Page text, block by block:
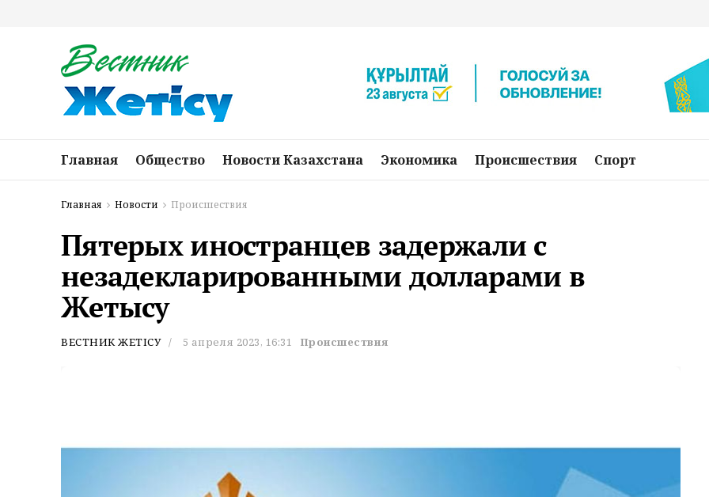
Главная Общество Новости Казахстана Экономика Происшествия Спорт
Главная Новости Происшествия
Пятерых иностранцев задержали с
незадекларированными долларами в
Жетысу
ВЕСТНИК ЖЕТІСУ 5 апреля 2023, 16:31 Происшествия